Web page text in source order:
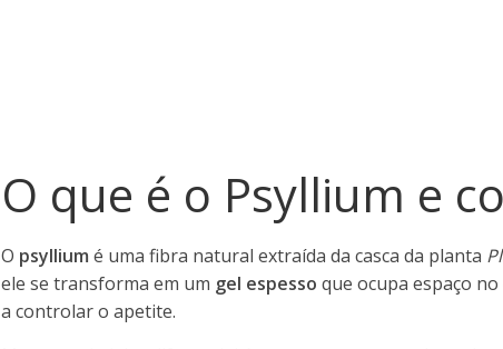
O que é o Psyllium e
O psyllium é uma fibra natural extraída da casca da planta
ele se transforma em um gel espesso que ocupa espaço
a controlar o apetite.